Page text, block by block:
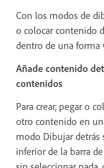
Con los modos de
o colocar contenido
dentro de una forma
Añade contenido
contenidos
Para crear, pegar o
otro contenido en
modo Dibujar detrás
inferior de la barra